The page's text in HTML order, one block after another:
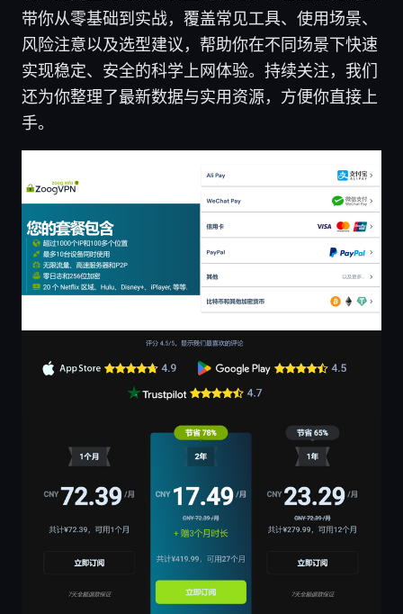
带你从零基础到实战，覆盖常见工具、使用场景、
风险注意以及选型建议，帮助你在不同场景下快速
实现稳定、安全的科学上网体验。持续关注，我们
还为你整理了最新数据与实用资源，方便你直接上
手。